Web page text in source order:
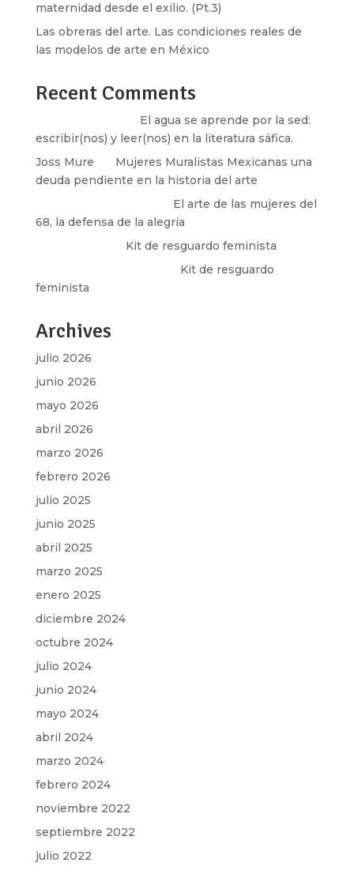
maternidad desde el exilio. (Pt.3)
Las obreras del arte. Las condiciones reales de
las modelos de arte en México
Recent Comments
El agua se aprende por la sed:
escribir(nos) y leer(nos) en la literatura sáfica.
Joss Mure
Mujeres Muralistas Mexicanas una
deuda pendiente en la historia del arte
El arte de las mujeres del
68, la defensa de la alegría
Kit de resguardo feminista
Kit de resguardo
feminista
Archives
julio 2026
junio 2026
mayo 2026
abril 2026
marzo 2026
febrero 2026
julio 2025
junio 2025
abril 2025
marzo 2025
enero 2025
diciembre 2024
octubre 2024
julio 2024
junio 2024
mayo 2024
abril 2024
marzo 2024
febrero 2024
noviembre 2022
septiembre 2022
julio 2022